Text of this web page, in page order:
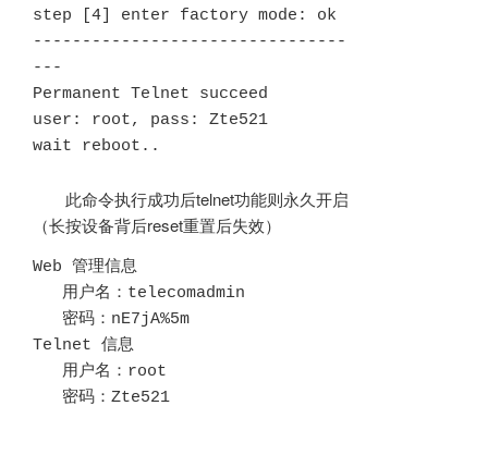
step [4] enter factory mode: ok
--------------------------------
---
Permanent Telnet succeed
user: root, pass: Zte521
wait reboot..
此命令执行成功后telnet功能则永久开启
（长按设备背后reset重置后失效）
Web 管理信息
Telnet 信息
   密码：Zte521